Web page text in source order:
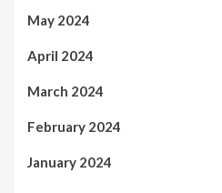
May 2024
April 2024
March 2024
February 2024
January 2024